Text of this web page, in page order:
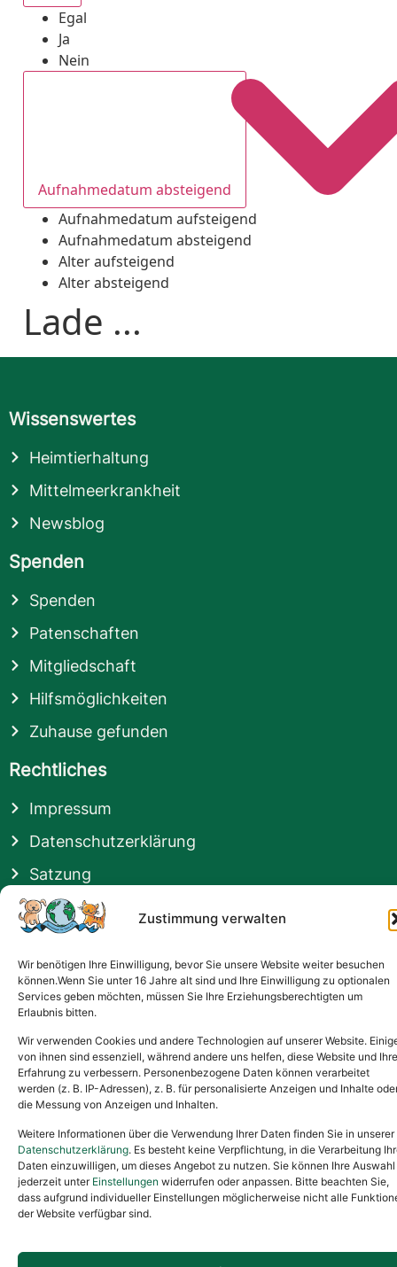
Zustimmung verwalten
Wir benötigen Ihre Einwilligung, bevor Sie unsere Website weiter besuchen
können.Wenn Sie unter 16 Jahre alt sind und Ihre Einwilligung zu optionalen
Services geben möchten, müssen Sie Ihre Erziehungsberechtigten um
Erlaubnis bitten.
Wir verwenden Cookies und andere Technologien auf unserer Website.
von ihnen sind essenziell, während andere uns helfen, diese Website und Ihre
Erfahrung zu verbessern. Personenbezogene Daten können verarbeitet
werden (z. B. IP-Adressen), z. B. für personalisierte Anzeigen und Inhalte
die Messung von Anzeigen und Inhalten.
Weitere Informationen über die Verwendung Ihrer Daten finden Sie in unserer
Datenschutzerklärung. Es besteht keine Verpflichtung, in die Verarbeitung
Daten einzuwilligen, um dieses Angebot zu nutzen. Sie können Ihre Auswahl
jederzeit unter Einstellungen widerrufen oder anpassen. Bitte beachten Sie,
dass aufgrund individueller Einstellungen möglicherweise nicht alle
der Website verfügbar sind.
Egal
Ja
Nein
Aufnahmedatum absteigend
Aufnahmedatum aufsteigend
Aufnahmedatum absteigend
Alter aufsteigend
Alter absteigend
Lade ...
Wissenswertes
Heimtierhaltung
Mittelmeerkrankheit
Newsblog
Spenden
Spenden
Patenschaften
Mitgliedschaft
Hilfsmöglichkeiten
Zuhause gefunden
Rechtliches
Impressum
Datenschutzerklärung
Satzung
Vermittlung & Gebühren